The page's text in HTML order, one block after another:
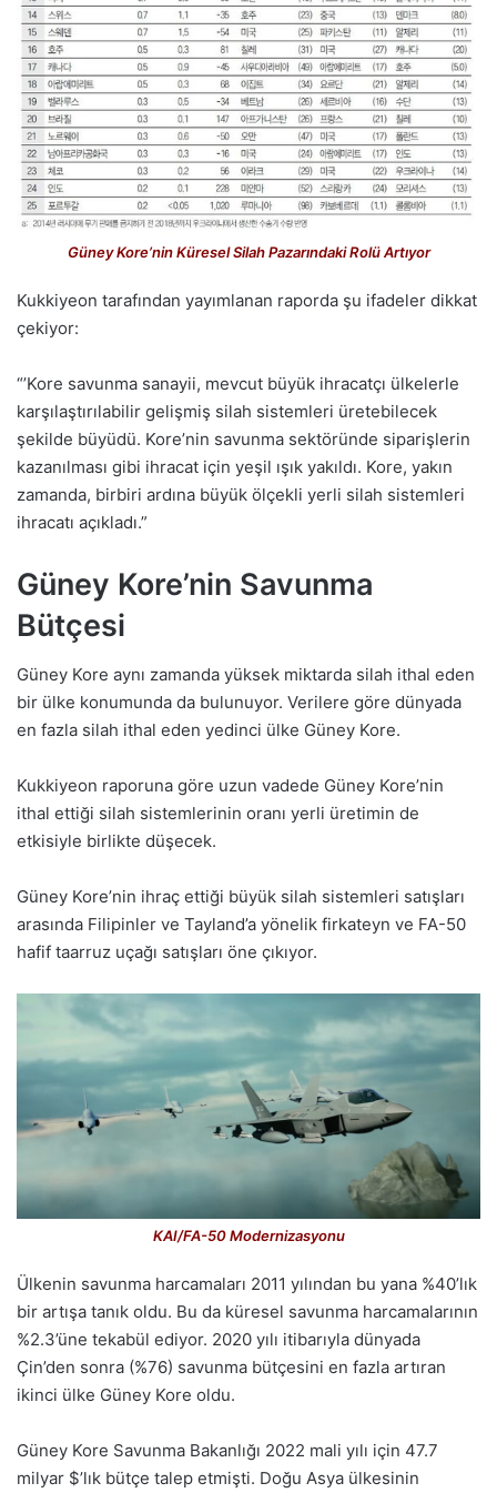
Güney Kore’nin Küresel Silah Pazarındaki Rolü Artıyor
Kukkiyeon tarafından yayımlanan raporda şu ifadeler dikkat
çekiyor:
“’Kore savunma sanayii, mevcut büyük ihracatçı ülkelerle
karşılaştırılabilir gelişmiş silah sistemleri üretebilecek
şekilde büyüdü. Kore’nin savunma sektöründe siparişlerin
kazanılması gibi ihracat için yeşil ışık yakıldı. Kore, yakın
zamanda, birbiri ardına büyük ölçekli yerli silah sistemleri
ihracatı açıkladı.”
Güney Kore’nin Savunma
Bütçesi
Güney Kore aynı zamanda yüksek miktarda silah ithal eden
bir ülke konumunda da bulunuyor. Verilere göre dünyada
en fazla silah ithal eden yedinci ülke Güney Kore.
Kukkiyeon raporuna göre uzun vadede Güney Kore’nin
ithal ettiği silah sistemlerinin oranı yerli üretimin de
etkisiyle birlikte düşecek.
Güney Kore’nin ihraç ettiği büyük silah sistemleri satışları
arasında Filipinler ve Tayland’a yönelik firkateyn ve FA-50
hafif taarruz uçağı satışları öne çıkıyor.
KAI/FA-50 Modernizasyonu
Ülkenin savunma harcamaları 2011 yılından bu yana %40’lık
bir artışa tanık oldu. Bu da küresel savunma harcamalarının
%2.3’üne tekabül ediyor. 2020 yılı itibarıyla dünyada
Çin’den sonra (%76) savunma bütçesini en fazla artıran
ikinci ülke Güney Kore oldu.
Güney Kore Savunma Bakanlığı 2022 mali yılı için 47.7
milyar $’lık bütçe talep etmişti. Doğu Asya ülkesinin